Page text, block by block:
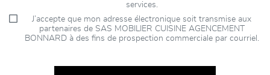
services.
J’accepte que mon adresse électronique soit transmise aux
partenaires de SAS MOBILIER CUISINE AGENCEMENT
BONNARD à des fins de prospection commerciale par courriel.